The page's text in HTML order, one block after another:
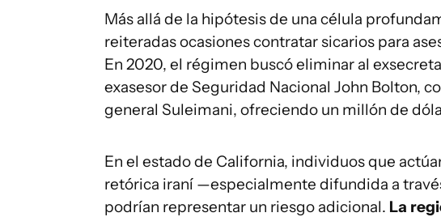
Más allá de la hipótesis de una célula
reiteradas ocasiones contratar sicarios para
En 2020, el régimen buscó eliminar al
exasesor de Seguridad Nacional John Bolton,
general Suleimani, ofreciendo un millón de
En el estado de California, individuos que
retórica iraní —especialmente difundida a
podrían representar un riesgo adicional. La